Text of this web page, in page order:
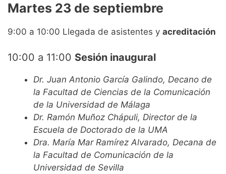
Martes 23 de septiembre
9:00 a 10:00 Llegada de asistentes y acreditación
10:00 a 11:00 Sesión inaugural
Dr. Juan Antonio García Galindo, Decano de
la Facultad de Ciencias de la Comunicación
de la Universidad de Málaga
Dr. Ramón Muñoz Chápuli, Director de la
Escuela de Doctorado de la UMA
Dra. María Mar Ramírez Alvarado, Decana de
la Facultad de Comunicación de la
Universidad de Sevilla